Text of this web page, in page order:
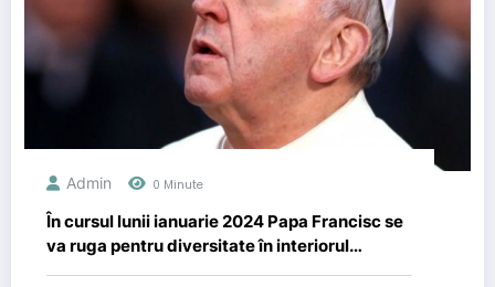
Admin 0 Minute
În cursul lunii ianuarie 2024 Papa Francisc se
va ruga pentru diversitate în interiorul
bisericii